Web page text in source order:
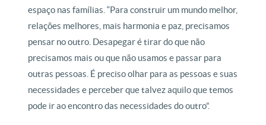
espaço nas famílias. “Para construir um mundo melhor,
relações melhores, mais harmonia e paz, precisamos
pensar no outro. Desapegar é tirar do que não
precisamos mais ou que não usamos e passar para
outras pessoas. É preciso olhar para as pessoas e suas
necessidades e perceber que talvez aquilo que temos
pode ir ao encontro das necessidades do outro”.